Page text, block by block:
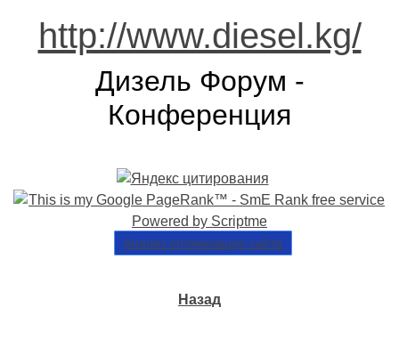
http://www.diesel.kg/
Дизель Форум -
Конференция
Анализ оптимизации сайта
Назад